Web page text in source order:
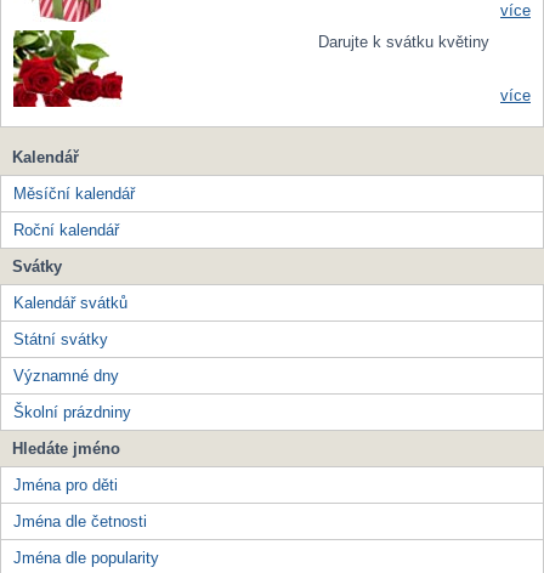
více
Darujte k svátku květiny
více
Kalendář
Měsíční kalendář
Roční kalendář
Svátky
Kalendář svátků
Státní svátky
Významné dny
Školní prázdniny
Hledáte jméno
Jména pro děti
Jména dle četnosti
Jména dle popularity